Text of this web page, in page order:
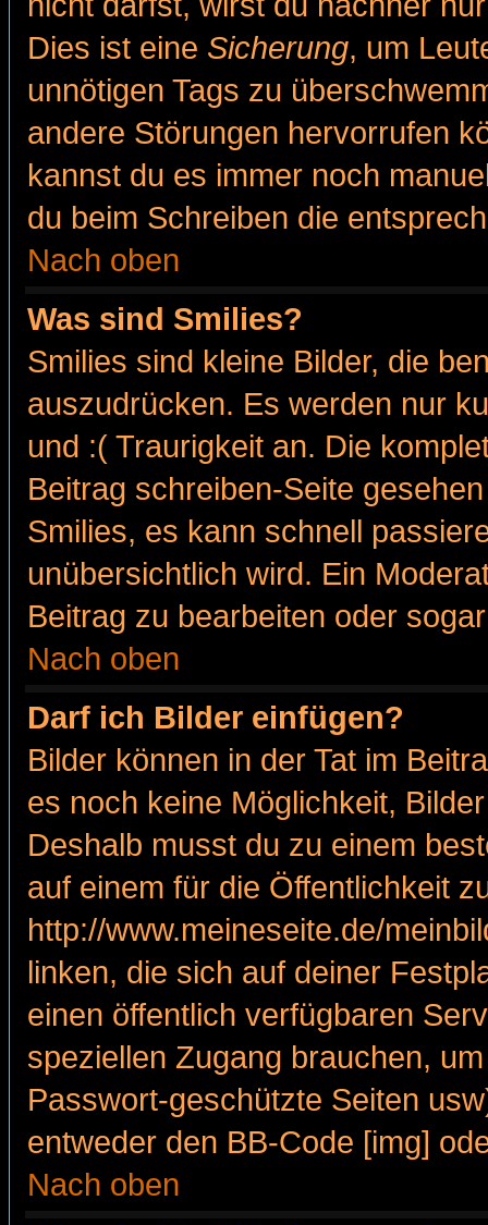
Dies ist eine Sicherung, um
unnötigen Tags zu
andere Störungen hervorrufen
kannst du es immer noch
du beim Schreiben die
Nach oben
Was sind Smilies?
Smilies sind kleine Bilder, die
auszudrücken. Es werden nur
und :( Traurigkeit an. Die
Beitrag schreiben-Seite
Smilies, es kann schnell
unübersichtlich wird. Ein
Beitrag zu bearbeiten oder
Nach oben
Darf ich Bilder einfügen?
Bilder können in der Tat im
es noch keine Möglichkeit,
Deshalb musst du zu einem
auf einem für die Öffentlichkeit
http://www.meineseite.de/
linken, die sich auf deiner
einen öffentlich verfügbaren
speziellen Zugang brauchen,
Passwort-geschützte Seiten
entweder den BB-Code [img]
Nach oben